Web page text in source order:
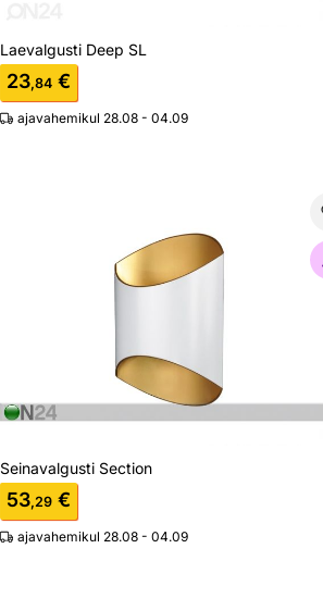
Laevalgusti Deep SL
23,84 €
ajavahemikul 28.08 - 04.09
Otsi sarnaseid
Seinavalgusti Section
53,29 €
ajavahemikul 28.08 - 04.09